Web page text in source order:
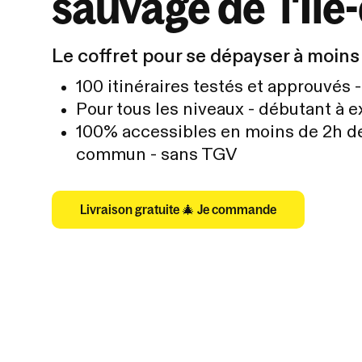
Le coffret pour se dépayser à
100 itinéraires testés et approuvés
Pour tous les niveaux - débutant à
100% accessibles en moins de 2h
commun - sans TGV
Livraison gratuite 🎄 Je commande